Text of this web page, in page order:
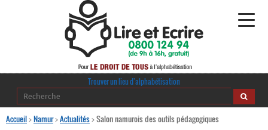
Alphabétisation
Trouver un lieu d’alphabétisation
Accueil>Namur>Actualités>Salon namurois des outils pédagogiques